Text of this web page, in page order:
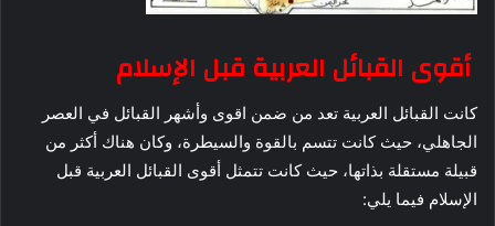
أقوى القبائل العربية قبل الإسلام
كانت القبائل العربية تعد من ضمن اقوى وأشهر القبائل في العصر
الجاهلي، حيث كانت تتسم بالقوة والسيطرة، وكان هناك أكثر من
قبيلة مستقلة بذاتها، حيث كانت تتمثل أقوى القبائل العربية قبل
الإسلام فيما يلي: